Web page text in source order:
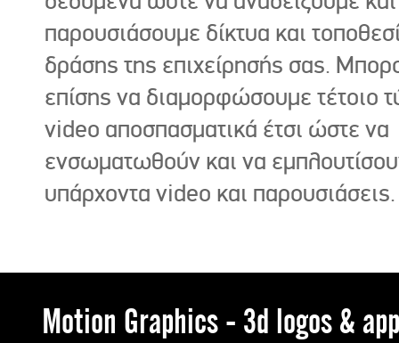
παρουσιάσουμε δίκτυα και
δράσης της επιχείρησής σας.
επίσης να διαμορφώσουμε τέτοιο
video αποσπασματικά έτσι ώστε να
ενσωματωθούν και να
υπάρχοντα video και παρουσιάσεις.
Motion Graphics - 3d logos &